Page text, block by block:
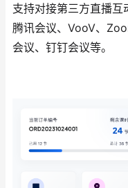
支持对接第三方直播互
腾讯会议、VooV、
会议、钉钉会议等。